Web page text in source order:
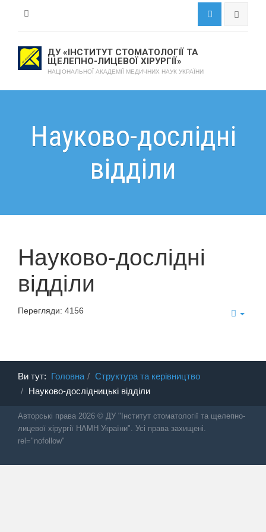
ДУ «ІНСТИТУТ СТОМАТОЛОГІЇ ТА
ЩЕЛЕПНО-ЛИЦЕВОЇ ХІРУРГІЇ»
НАЦІОНАЛЬНОЇ АКАДЕМІЇ МЕДИЧНИХ НАУК УКРАЇНИ
Науково-дослідні
відділи
Науково-дослідні
відділи
Перегляди: 4156
Ви тут: Головна
Структура та керівництво
Науково-дослідницькі відділи
Авторські права 2026 © ДУ "Інститут стоматології та щелепно-
лицевої хірургії НАМН України". Усі права захищені.
rel="nofollow"